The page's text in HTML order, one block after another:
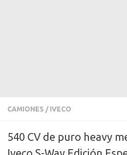
CAMIONES / IVECO
540 CV de puro heavy